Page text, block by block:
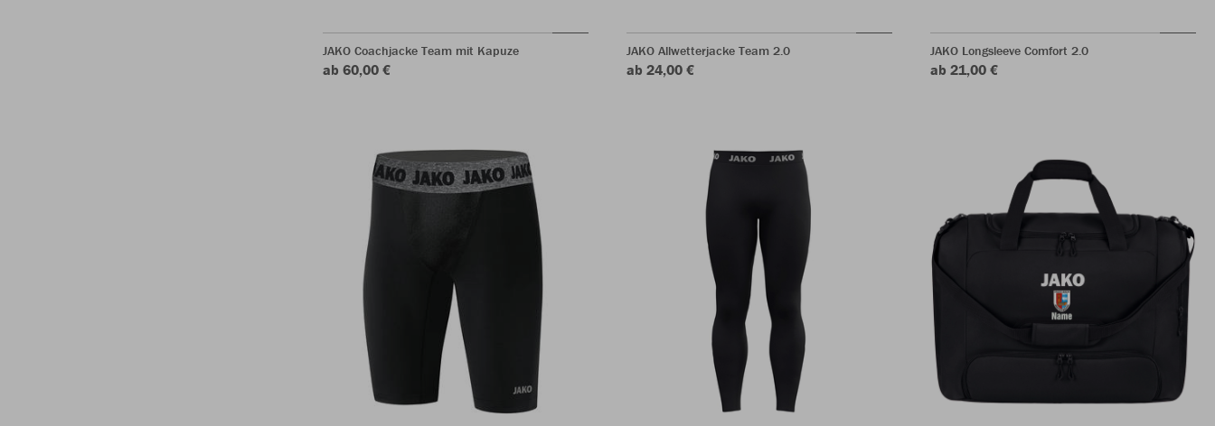
JAKO Coachjacke Team mit Kapuze
ab 60,00 €
JAKO Allwetterjacke Team 2.0
ab 24,00 €
JAKO Longsleeve Comfort 2.0
ab 21,00 €